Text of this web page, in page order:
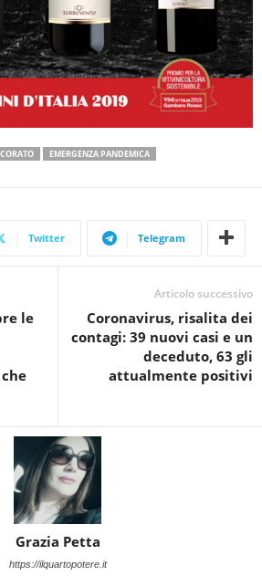
EMERGENZA PANDEMICA
Twitter Telegram
le
Articolo successivo
Coronavirus, risalita dei
contagi: 39 nuovi casi e un
deceduto, 63 gli
attualmente positivi
Grazia Petta
https://ilquartopotere.it